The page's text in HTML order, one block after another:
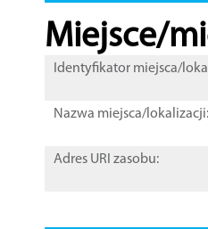
Miejsce/
Identyfikator miejsca/
Nazwa miejsca/lokalizacji:
Adres URI zasobu: